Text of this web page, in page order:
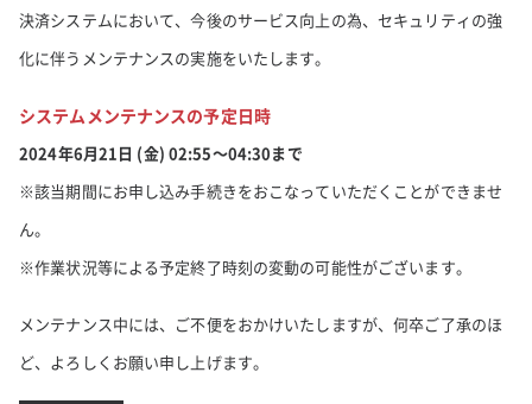
決済システムにおいて、今後のサービス向上の為、セキュリティの強
化に伴うメンテナンスの実施をいたします。
システムメンテナンスの予定日時
2024年6月21日 (金) 02:55～04:30まで
※該当期間にお申し込み手続きをおこなっていただくことができませ
ん。
※作業状況等による予定終了時刻の変動の可能性がございます。
メンテナンス中には、ご不便をおかけいたしますが、何卒ご了承のほ
ど、よろしくお願い申し上げます。